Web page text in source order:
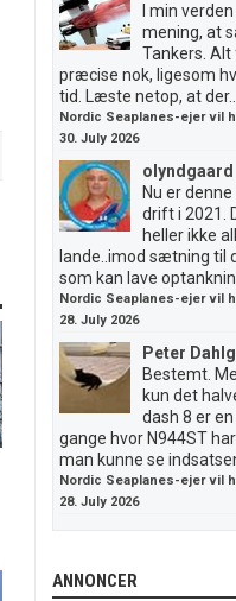
I min
mening, at
Tankers.
præcise nok, ligesom
tid. Læste netop, at der...
Nordic Seaplanes-ejer vil
30. July 2026
olyndgaard
Nu er
drift i 2021.
heller ikke
lande..imod sætning til
som kan lave
Nordic Seaplanes-ejer vil
28. July 2026
Peter
Bestemt.
kun det
dash 8 er
gange hvor N944ST
man kunne se
Nordic Seaplanes-ejer vil
28. July 2026
ANNONCER